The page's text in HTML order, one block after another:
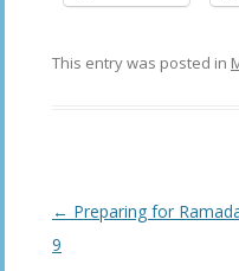
This entry was posted in
Post
navigation
← Preparing for
9